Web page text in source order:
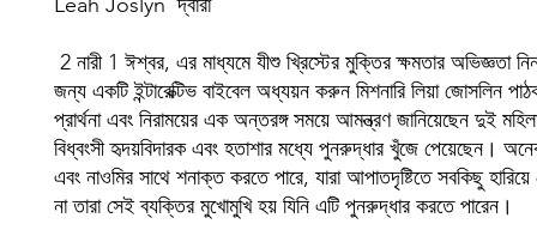
2 নারী 1 ঈশ্বর, এর মাধ্যমে যীশু খ্রিস্টের মুক্তির ক্ষমতার অভিজ্ঞতা
জন্য একটি ইন্টারেক্টিভ বাইবেল অধ্যয়ন করুন মিশনারি লিয়া জোসলিন
প্রার্থনা এবং নিরাময়ের এক অন্তরঙ্গ সময়ে আমন্ত্রণ জানিয়েছেন দুই
বিধ্বংসী হৃদয়বিদারক এবং হতাশার মধ্যে পুনরুদ্ধার খুঁজে পেয়েছেন।
এবং নাওমির সাথে শনাক্ত করতে পারে, যারা আপাতদৃষ্টিতে সবকিছু
না তারা সেই ব্যক্তির মুখোমুখি হয় যিনি এটি পুনরুদ্ধার করতে পারেন।